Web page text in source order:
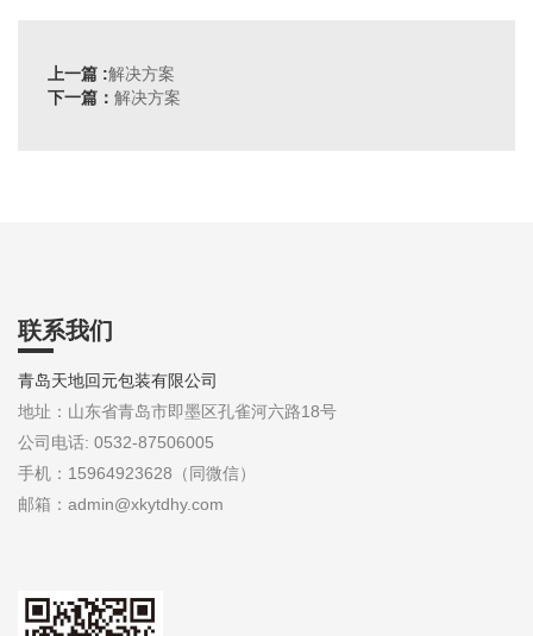
上一篇 :解决方案
下一篇： 解决方案
联系我们
青岛天地回元包装有限公司
地址：山东省青岛市即墨区孔雀河六路18号
公司电话: 0532-87506005
手机：15964923628（同微信）
邮箱：admin@xkytdhy.com